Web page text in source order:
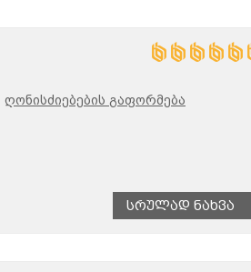
ღონისძიებების გაფორმება
Სრულად Ნახვა